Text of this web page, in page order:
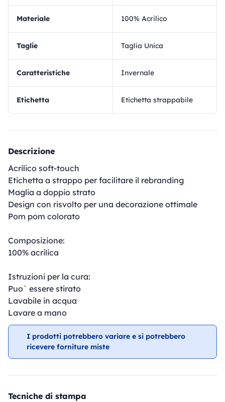
materiale 100% Acrilico
Taglie Taglia Unica
Caratteristiche Invernale
Etichetta Etichetta strappabile
Descrizione
Acrilico soft-touch
Etichetta a strappo per facilitare il rebranding
Maglia a doppio strato
Design con risvolto per una decorazione ottimale
Pom pom colorato
Composizione:
100% acrilica
Istruzioni per la cura:
Puo` essere stirato
Lavabile in acqua
Lavare a mano
I prodotti potrebbero variare e si potrebbero
ricevere forniture miste
Tecniche di stampa